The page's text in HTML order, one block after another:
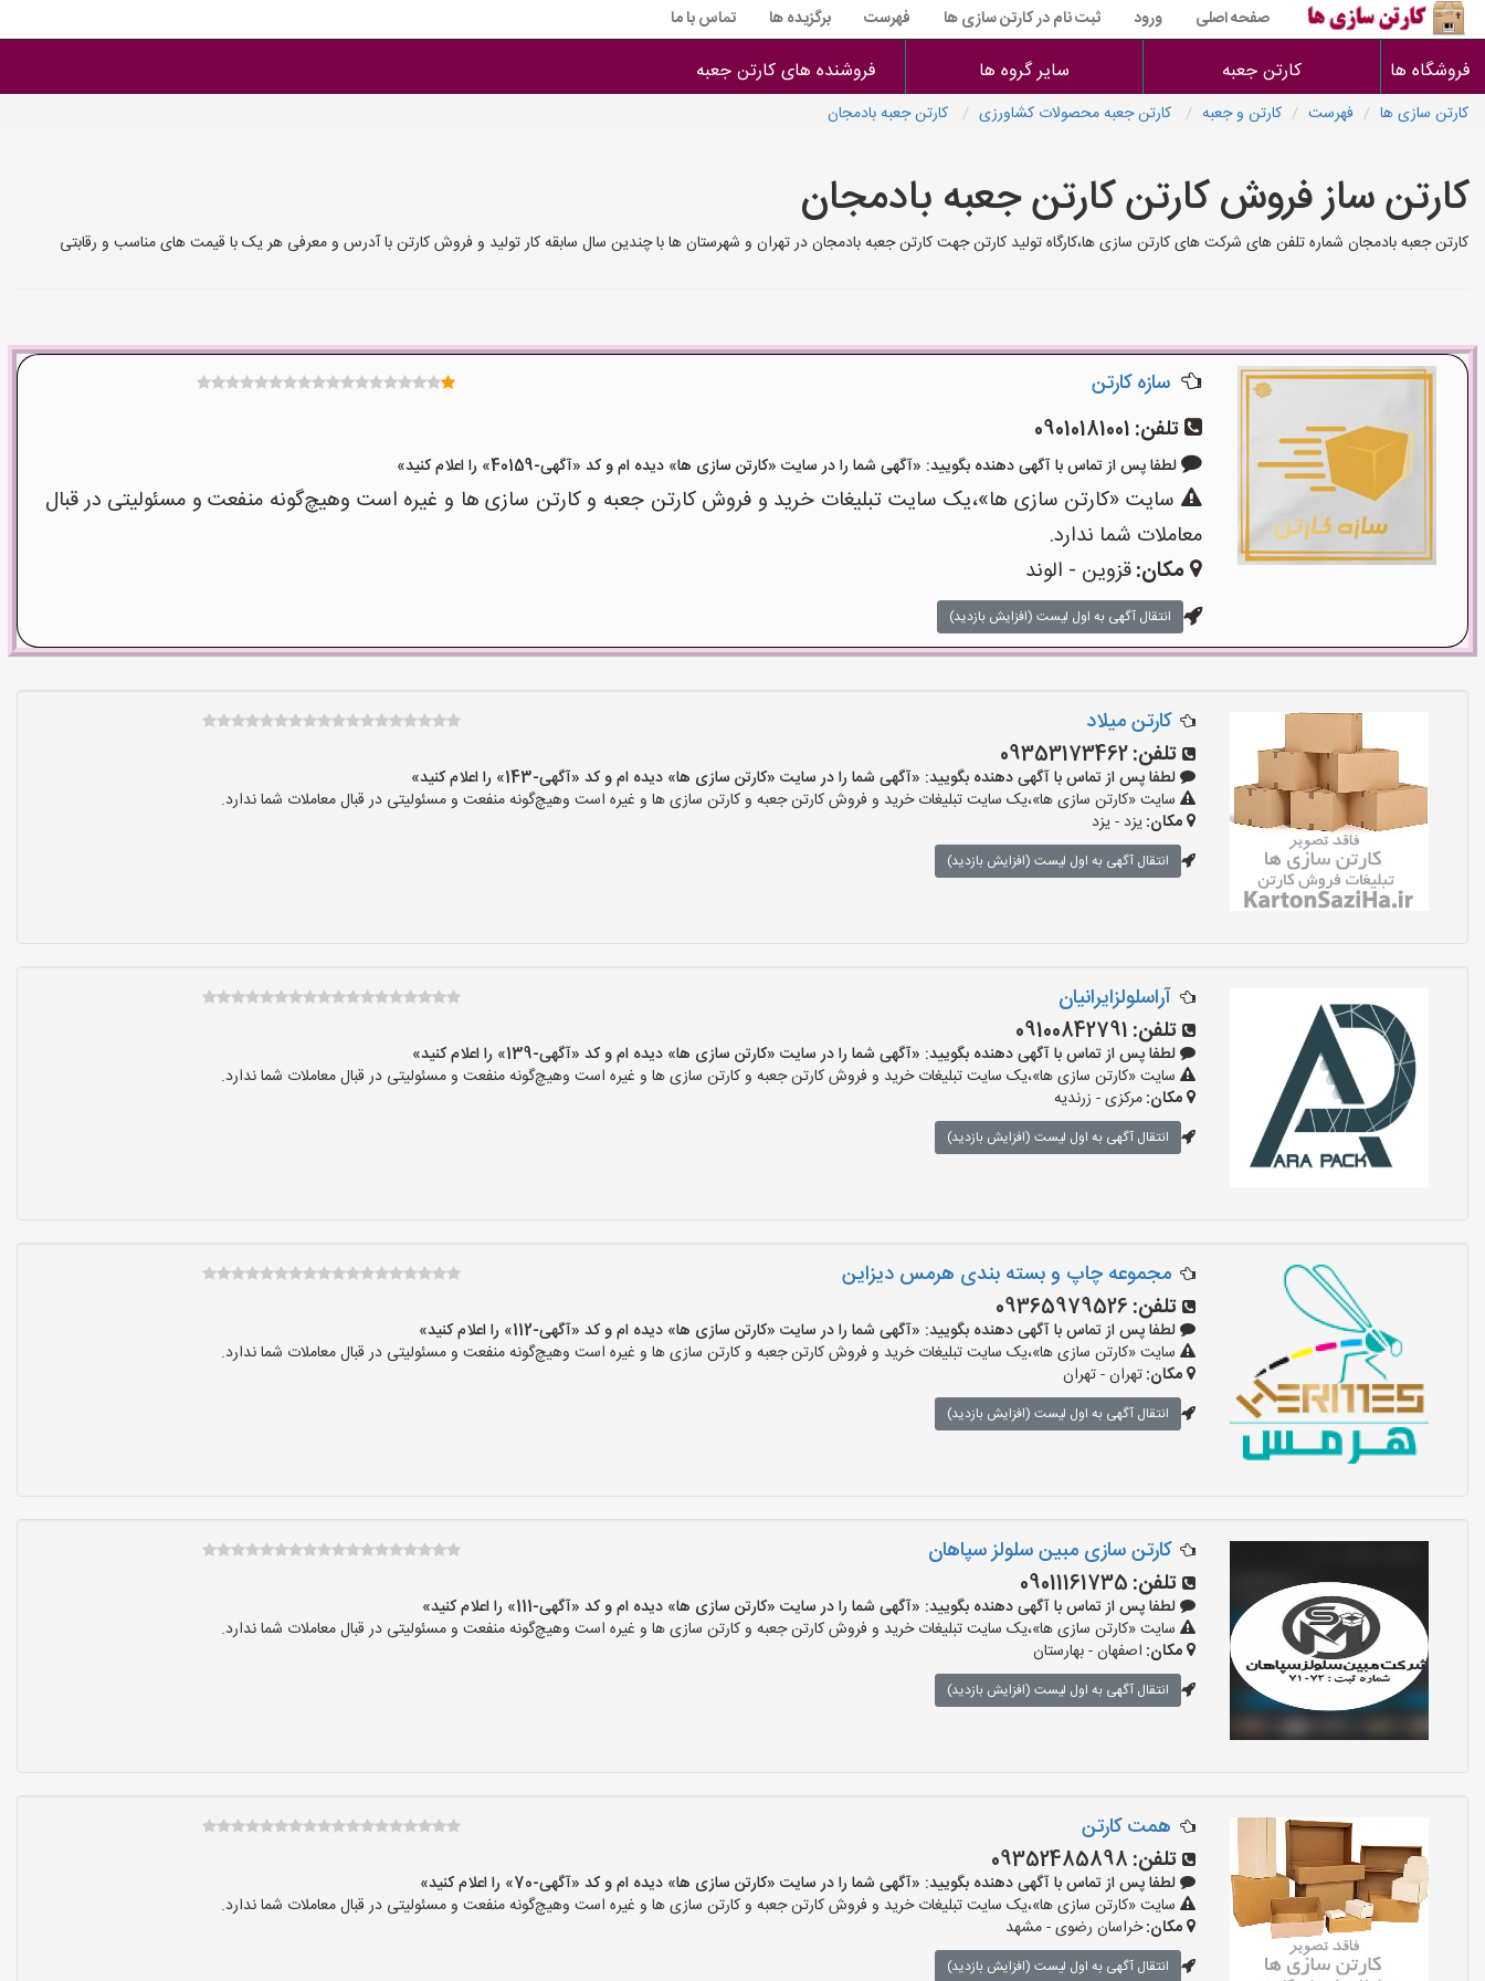
صفحه اصلی ورود ثبت نام در کارتن سازی ها فهرست برگزیده ها تماس با ما
فروشگاه ها کارتن جعبه سایر گروه ها فروشنده های کارتن جعبه
کارتن سازی ها فهرست کارتن و جعبه کارتن جعبه محصولات کشاورزی کارتن جعبه بادمجان
کارتن ساز فروش کارتن کارتن جعبه بادمجان
کارتن جعبه بادمجان شماره تلفن های شرکت های کارتن سازی ها،کارگاه تولید کارتن جهت کارتن جعبه بادمجان در تهران و شهرستان ها با چندین سال سابقه کار تولید و فروش کارتن با آدرس و معرفی هر یک با قیمت های مناسب و رقابتی
سازه کارتن
تلفن: 09010181001
لطفا پس از تماس با آگهی دهنده بگویید: «آگهی شما را در سایت «کارتن سازی ها» دیده ام و کد «آگهی-40159» را اعلام کنید»
سایت «کارتن سازی ها»،یک سایت تبلیغات خرید و فروش کارتن جعبه و کارتن سازی ها و غیره است وهیچ‌گونه منفعت و مسئولیتی در قبال
معاملات شما ندارد.
مکان:قزوین - الوند
انتقال آگهی به اول لیست (افزایش بازدید)
کارتن میلاد
تلفن:09353173462
لطفا پس از تماس با آگهی دهنده بگویید: «آگهی شما را در سایت «کارتن سازی ها» دیده ام و کد «آگهی-143» را اعلام کنید»
سایت «کارتن سازی ها»،یک سایت تبلیغات خرید و فروش کارتن جعبه و کارتن سازی ها و غیره است وهیچ‌گونه منفعت و مسئولیتی در قبال معاملات شما ندارد.
مکان:یزد - یزد
انتقال آگهی به اول لیست (افزایش بازدید)
آراسلولزایرانیان
تلفن: 09100842791
لطفا پس از تماس با آگهی دهنده بگویید: «آگهی شما را در سایت «کارتن سازی ها» دیده ام و کد «آگهی-139» را اعلام کنید»
سایت «کارتن سازی ها»،یک سایت تبلیغات خرید و فروش کارتن جعبه و کارتن سازی ها و غیره است وهیچ‌گونه منفعت و مسئولیتی در قبال معاملات شما ندارد.
مکان:مرکزی - زرندیه
انتقال آگهی به اول لیست (افزایش بازدید)
مجموعه چاپ و بسته بندی هرمس دیزاین
تلفن: 09365979526
لطفا پس از تماس با آگهی دهنده بگویید: «آگهی شما را در سایت «کارتن سازی ها» دیده ام و کد «آگهی-112» را اعلام کنید»
سایت «کارتن سازی ها»،یک سایت تبلیغات خرید و فروش کارتن جعبه و کارتن سازی ها و غیره است وهیچ‌گونه منفعت و مسئولیتی در قبال معاملات شما ندارد.
مکان:تهران - تهران
انتقال آگهی به اول لیست (افزایش بازدید)
کارتن سازی مبین سلولز سپاهان
تلفن: 09011161735
لطفا پس از تماس با آگهی دهنده بگویید: «آگهی شما را در سایت «کارتن سازی ها» دیده ام و کد «آگهی-111» را اعلام کنید»
سایت «کارتن سازی ها»،یک سایت تبلیغات خرید و فروش کارتن جعبه و کارتن سازی ها و غیره است وهیچ‌گونه منفعت و مسئولیتی در قبال معاملات شما ندارد.
مکان: اصفهان - بهارستان
انتقال آگهی به اول لیست (افزایش بازدید)
همت کارتن
تلفن: 09352485898
لطفا پس از تماس با آگهی دهنده بگویید: «آگهی شما را در سایت «کارتن سازی ها» دیده ام و کد «آگهی-70» را اعلام کنید»
سایت «کارتن سازی ها»،یک سایت تبلیغات خرید و فروش کارتن جعبه و کارتن سازی ها و غیره است وهیچ‌گونه منفعت و مسئولیتی در قبال معاملات شما ندارد.
مکان:خراسان رضوی - مشهد
انتقال آگهی به اول لیست (افزایش بازدید)